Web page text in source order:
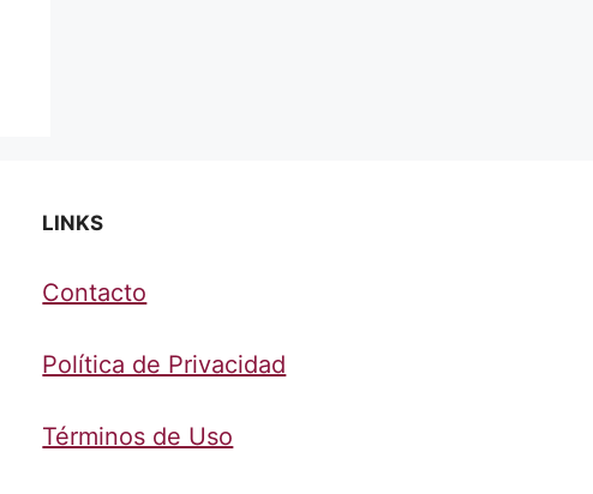
LINKS
Contacto
Política de Privacidad
Términos de Uso